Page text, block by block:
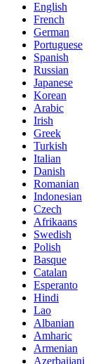
English
French
German
Portuguese
Spanish
Russian
Japanese
Korean
Arabic
Irish
Greek
Turkish
Italian
Danish
Romanian
Indonesian
Czech
Afrikaans
Swedish
Polish
Basque
Catalan
Esperanto
Hindi
Lao
Albanian
Amharic
Armenian
Azerbaijani